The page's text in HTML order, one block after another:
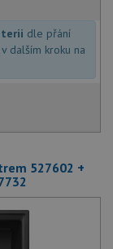
dle přání
dalším kroku na
527602 +